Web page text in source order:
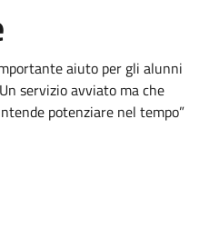
aiuto per gli alunni
servizio avviato ma che
potenziare nel tempo”